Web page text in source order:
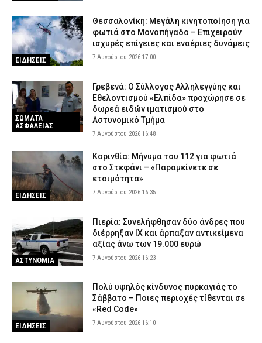
ΕΙΔΗΣΕΙΣ
Θεσσαλονίκη: Μεγάλη κινητοποίηση για
φωτιά στο Μονοπήγαδο – Επιχειρούν
ισχυρές επίγειες και εναέριες δυνάμεις
7 Αυγούστου 2026 17:00
ΣΩΜΑΤΑ
ΑΣΦΑΛΕΙΑΣ
Γρεβενά: Ο Σύλλογος Αλληλεγγύης και
Εθελοντισμού «Ελπίδα» προχώρησε σε
δωρεά ειδών ιματισμού στο
Αστυνομικό Τμήμα
7 Αυγούστου 2026 16:48
ΕΙΔΗΣΕΙΣ
Κορινθία: Μήνυμα του 112 για φωτιά
στο Στεφάνι – «Παραμείνετε σε
ετοιμότητα»
7 Αυγούστου 2026 16:35
ΑΣΤΥΝΟΜΙΑ
Πιερία: Συνελήφθησαν δύο άνδρες που
διέρρηξαν ΙΧ και άρπαξαν αντικείμενα
αξίας άνω των 19.000 ευρώ
7 Αυγούστου 2026 16:23
ΕΙΔΗΣΕΙΣ
Πολύ υψηλός κίνδυνος πυρκαγιάς το
Σάββατο – Ποιες περιοχές τίθενται σε
«Red Code»
7 Αυγούστου 2026 16:10